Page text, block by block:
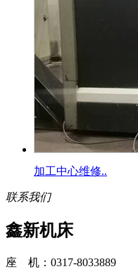
加工中心维修..
联系我们
鑫新机床
座 机：0317-8033889